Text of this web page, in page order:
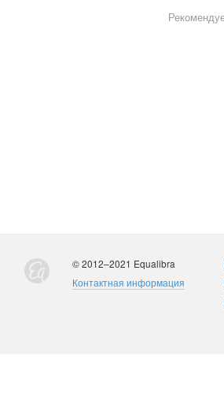
© 2012–2021 Equalibra
Контактная информация